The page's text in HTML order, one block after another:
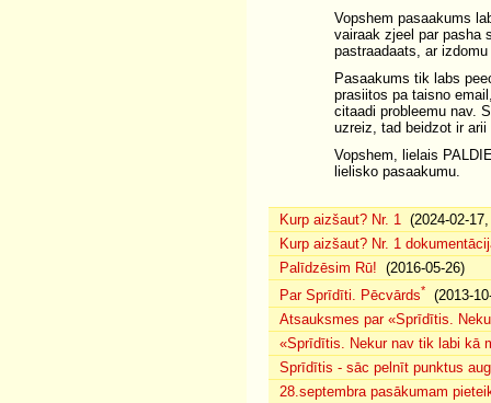
Vopshem pasaakums
vairaak zjeel par pasha
pastraadaats, ar
Pasaakums tik labs
prasiitos pa taisno
citaadi probleemu nav.
uzreiz, tad beidzot ir
Vopshem, lielais
lielisko pasaakumu.
Kurp aizšaut? Nr. 1 (2024-02-
Kurp aizšaut? Nr. 1
Palīdzēsim Rū! (2016-05-26)
Par Sprīdīti. Pēcvārds*
(2013-
Atsauksmes par «Sprīdītis.
«Sprīdītis. Nekur nav tik labi kā
Sprīdītis - sāc pelnīt punktus
28.septembra pasākumam